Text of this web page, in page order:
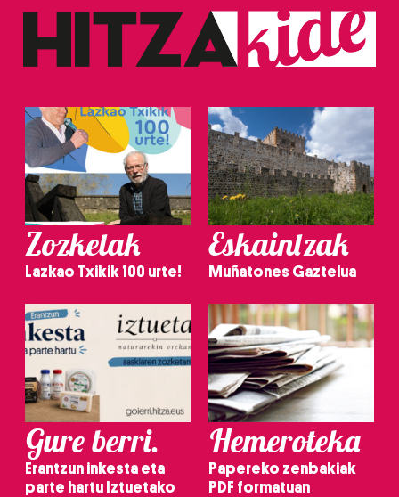
Zozketak
Lazkao Txikik 100 urte!
Eskaintzak
Muñatones Gaztelua
Gure berri.
Erantzun inkesta eta
parte hartu Iztuetako
Hemeroteka
Papereko zenbakiak
PDF formatuan